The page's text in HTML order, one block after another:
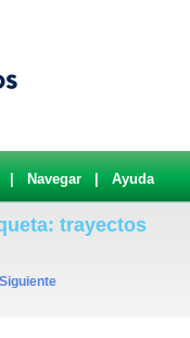
Navegar Ayuda
trayectos
Siguiente